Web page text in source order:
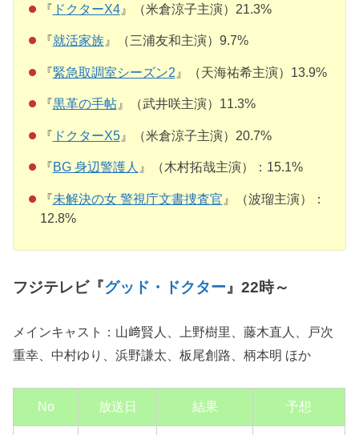
『 ドクターX4』（米倉涼子主演）21.3%
『就活家族』（三浦友和主演）9.7%
『緊急取調室シーズン2 』（天海祐希主演）13.9%
『黒革の手帖』（武井咲主演）11.3%
『 ドクターX5』（米倉涼子主演）20.7%
『BG 身辺警護人 』（木村拓哉主演）：15.1%
『未解決の女 警視庁文書捜査官 』（波瑠主演）：
12.8%
フジテレビ『グッド・ドクター』22時～
メインキャスト：山﨑賢人、上野樹里、藤木直人、戸次
重幸、中村ゆり、浜野謙太、板尾創路、柄本明 ほか
No 放送日 結果 予想